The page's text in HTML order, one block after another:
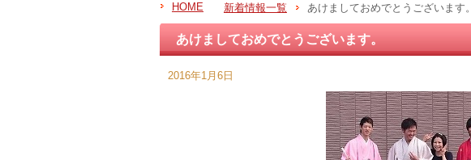
HOME 新着情報一覧 あけましておめでとうございます。
あけましておめでとうございます。
2016年1月6日